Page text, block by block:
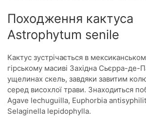
Походження кактуса
Astrophytum senile
Кактус зустрічається в
гірському масиві Західна Сьєрра-
ущелинах скель, завдяки завитим
серед висохлої трави. Знаходиться
Agave lechuguilla, Euphorbia
Selaginella lepidophylla.